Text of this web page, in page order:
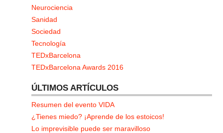
Neurociencia
Sanidad
Sociedad
Tecnología
TEDxBarcelona
TEDxBarcelona Awards 2016
ÚLTIMOS ARTÍCULOS
Resumen del evento VIDA
¿Tienes miedo? ¡Aprende de los estoicos!
Lo imprevisible puede ser maravilloso